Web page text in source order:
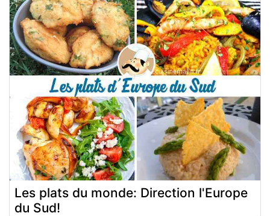
Les plats du monde: Direction l'Europe
du Sud!